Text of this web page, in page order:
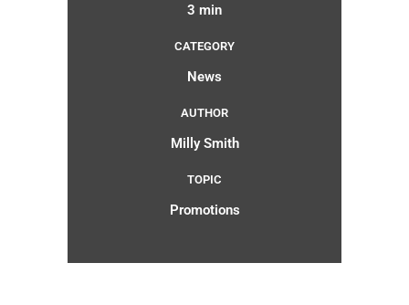
3 min
CATEGORY
News
AUTHOR
Milly Smith
TOPIC
Promotions